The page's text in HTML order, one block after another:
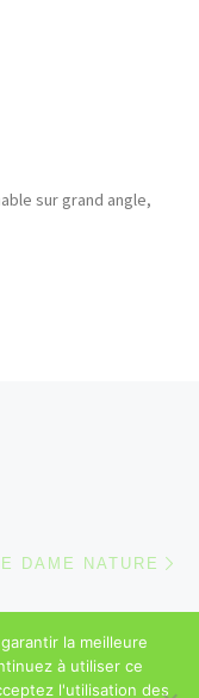
sur grand angle,
à la nature (faune,
DAME NATURE
légales – Tous droits
la meilleure
à utiliser ce
l'utilisation des